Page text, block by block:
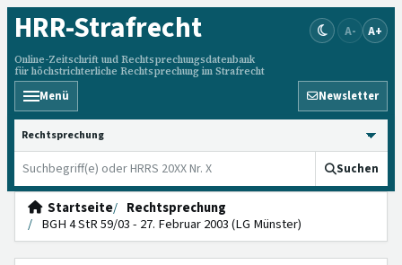
HRR-Strafrecht
Online-Zeitschrift und Rechtsprechungsdatenbank
für höchstrichterliche Rechtsprechung im Strafrecht
A- A+
Menü Newsletter
HRRS durchsuchen
Suchen
Startseite
Rechtsprechung
BGH 4 StR 59/03 - 27. Februar 2003 (LG Münster)